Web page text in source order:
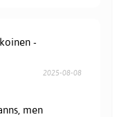
-
2025-08-08
men